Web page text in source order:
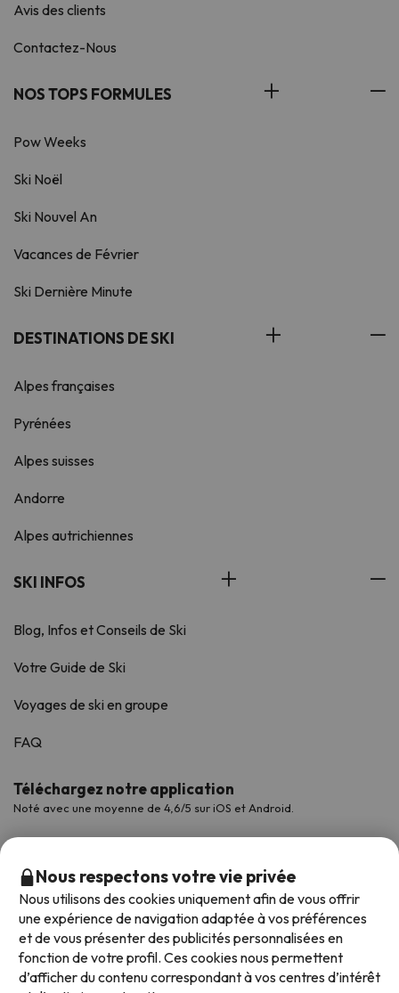
Avis des clients
Contactez-Nous
NOS TOPS FORMULES
Pow Weeks
Ski Noël
Ski Nouvel An
Vacances de Février
Ski Dernière Minute
DESTINATIONS DE SKI
Alpes françaises
Pyrénées
Alpes suisses
Andorre
Alpes autrichiennes
SKI INFOS
Blog, Infos et Conseils de Ski
Votre Guide de Ski
Voyages de ski en groupe
FAQ
Téléchargez notre application
Noté avec une moyenne de 4,6/5 sur iOS et Android.
Nous respectons votre vie privée
Nous utilisons des cookies uniquement afin de vous offrir
une expérience de navigation adaptée à vos préférences
et de vous présenter des publicités personnalisées en
fonction de votre profil. Ces cookies nous permettent
d’afficher du contenu correspondant à vos centres d’intérêt